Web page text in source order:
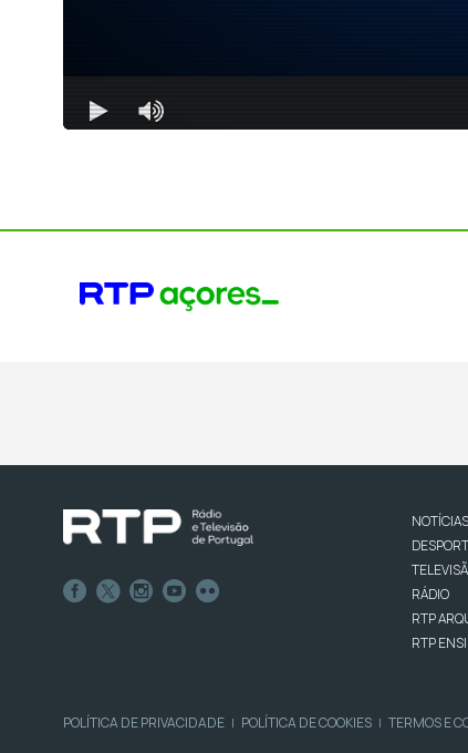
NOTÍCIAS
RÁDIO
RTP
RTP
POLÍTICA DE PRIVACIDADE | POLÍTICA DE COOKIES | TERMOS E